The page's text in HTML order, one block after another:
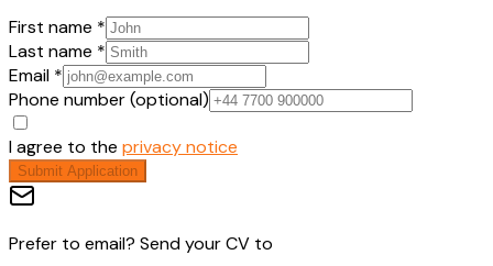
First name *
Last name *
Email *
Phone number (optional)
I agree to the privacy notice
Submit Application
Prefer to email? Send your CV to